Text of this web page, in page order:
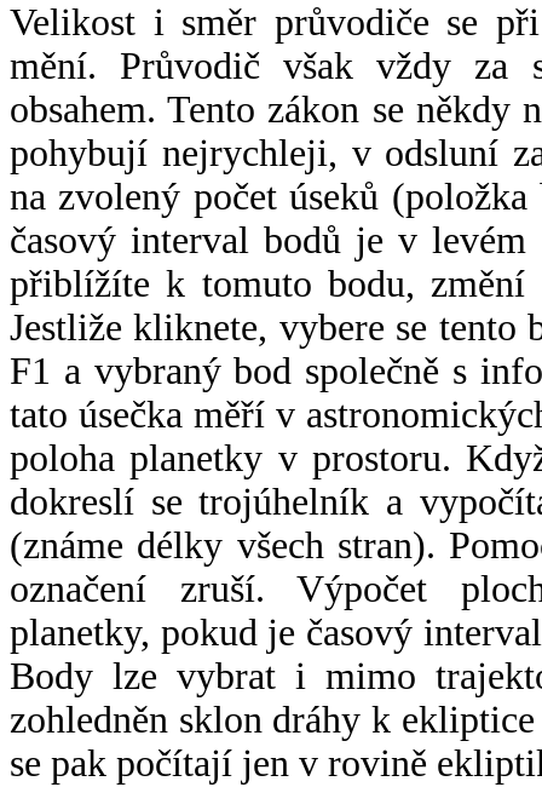
Velikost i směr průvodiče se
mění. Průvodič však vždy za
obsahem. Tento zákon se někdy
pohybují nejrychleji, v odsluní
na zvolený počet úseků
časový interval bodů je v
přiblížíte k tomuto bodu,
Jestliže kliknete, vybere se tento
F1 a vybraný bod společně s
tato úsečka měří v
poloha planetky v prostoru.
dokreslí se trojúhelník a
(známe délky všech stran).
označení zruší. Výpočet
planetky, pokud je časový
Body lze vybrat i mimo
zohledněn sklon dráhy k
se pak počítají jen v rovině